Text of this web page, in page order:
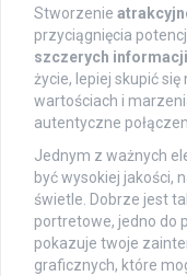
Stworzenie
przyciągnięcia
szczerych informacji
życie, lepiej skupić
wartościach i
autentyczne
Jednym z ważnych
być wysokiej jakości,
świetle. Dobrze jest
portretowe, jedno do
pokazuje twoje
graficznych, które